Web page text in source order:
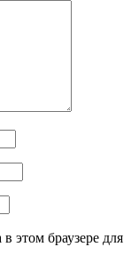
этом браузере для